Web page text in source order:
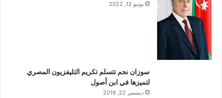
يونيو 12, 2022
سوزان نجم تتسلم تكريم التليفزيون المصري
لتميزها في ابن أصول
ديسمبر 22, 2019